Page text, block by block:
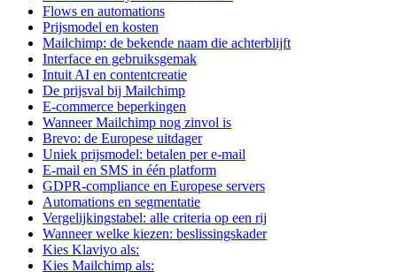
Flows en automations
Prijsmodel en kosten
Mailchimp: de bekende naam die achterblijft
Interface en gebruiksgemak
Intuit AI en contentcreatie
De prijsval bij Mailchimp
E-commerce beperkingen
Wanneer Mailchimp nog zinvol is
Brevo: de Europese uitdager
Uniek prijsmodel: betalen per e-mail
E-mail en SMS in één platform
GDPR-compliance en Europese servers
Automations en segmentatie
Vergelijkingstabel: alle criteria op een rij
Wanneer welke kiezen: beslissingskader
Kies Klaviyo als:
Kies Mailchimp als: